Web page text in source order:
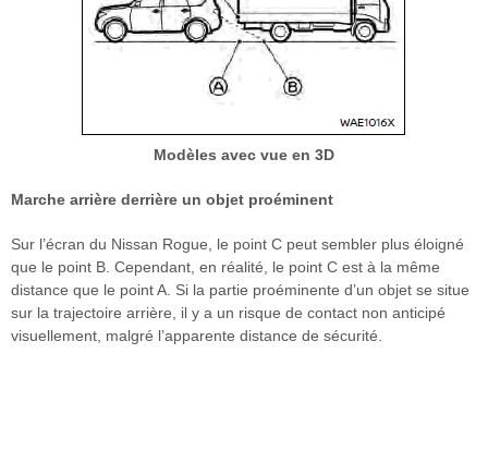
Modèles avec vue en 3D
Marche arrière derrière un objet proéminent
Sur l’écran du Nissan Rogue, le point C peut sembler plus éloigné
que le point B. Cependant, en réalité, le point C est à la même
distance que le point A. Si la partie proéminente d’un objet se situe
sur la trajectoire arrière, il y a un risque de contact non anticipé
visuellement, malgré l’apparente distance de sécurité.